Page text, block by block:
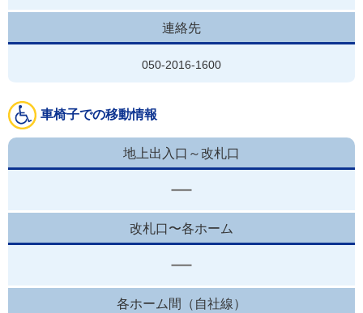
連絡先
050-2016-1600
車椅子での移動情報
地上出入口～改札口
改札口〜各ホーム
各ホーム間（自社線）